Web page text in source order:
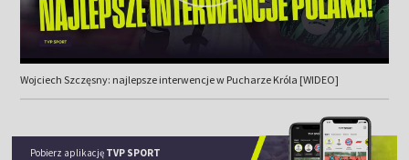
Wojciech Szczęsny: najlepsze interwencje w Pucharze Króla [WIDEO]
Pobierz aplikację TVP SPORT